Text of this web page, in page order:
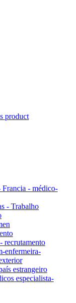
product
- médico-
- Trabalho
recrutamento
enfermeira-
estrangeiro
especialista-